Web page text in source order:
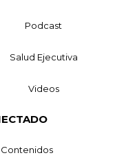
Podcast
Salud Ejecutiva
Videos